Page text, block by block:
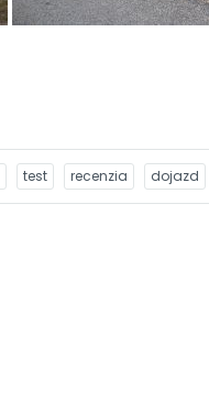
test recenzia dojazd